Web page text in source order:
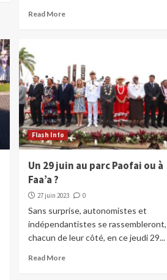
Read More
Flash Info
Un 29 juin au parc Paofai ou à
Faa’a ?
27 juin 2023 0
Sans surprise, autonomistes et
indépendantistes se rassembleront,
chacun de leur côté, en ce jeudi 29...
Read More